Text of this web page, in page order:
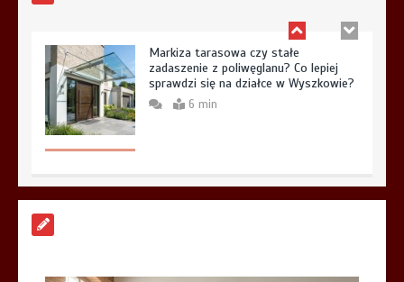
Markiza tarasowa czy stałe
zadaszenie z poliwęglanu? Co lepiej
sprawdzi się na działce w Wyszkowie?
6 min